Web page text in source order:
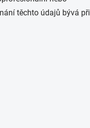
těchto údajů bývá při